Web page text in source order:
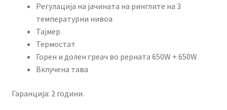
Регулација на јачината на ринглите на 3
температурни нивоа
Тајмер
Термостат
Горен и долен греач во рерната 650W + 650W
Вклучена тава
Гаранција: 2 години.